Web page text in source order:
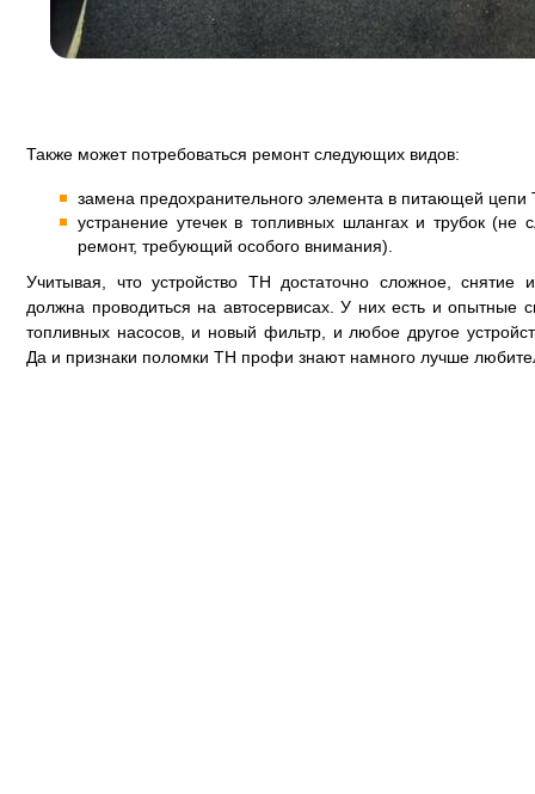
Также может потребоваться ремонт следующих видов:
замена предохранительного элемента в питающей цепи
устранение утечек в топливных шлангах и трубок (не
ремонт, требующий особого внимания).
Учитывая, что устройство ТН достаточно сложное, снятие
должна проводиться на автосервисах. У них есть и опытные
топливных насосов, и новый фильтр, и любое другое
Да и признаки поломки ТН профи знают намного лучше